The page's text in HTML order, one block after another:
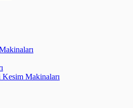
Kesim Makinaları